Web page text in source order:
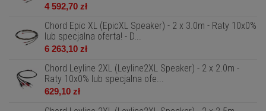
4 592,70 zł
Chord Epic XL (EpicXL Speaker) - 2 x 3.0m - Raty 10x0%
lub specjalna oferta! - D...
6 263,10 zł
Chord Leyline 2XL (Leyline2XL Speaker) - 2 x 2.0m -
Raty 10x0% lub specjalna ofe...
629,10 zł